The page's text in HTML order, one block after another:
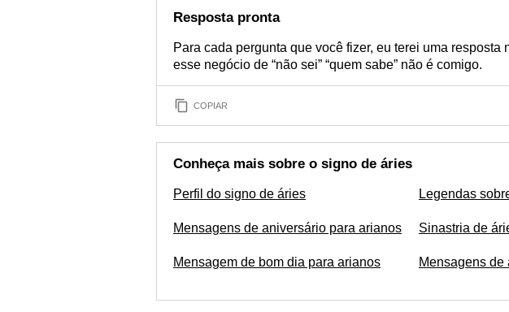
Resposta pronta
Para cada pergunta que você fizer, eu terei uma resposta
esse negócio de “não sei” “quem sabe” não é comigo.
COPIAR
Conheça mais sobre o signo de áries
Perfil do signo de áries
Mensagens de aniversário para arianos
Mensagem de bom dia para arianos
Legendas
Sinastria de
Mensagens de